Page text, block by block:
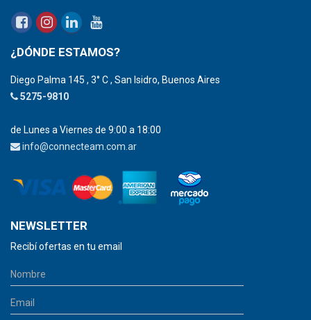
¿DÓNDE ESTAMOS?
Diego Palma 145 , 3° C , San Isidro, Buenos Aires
5275-9810
de Lunes a Viernes de 9:00 a 18:00
info@connecteam.com.ar
NEWSLETTER
Recibí ofertas en tu email